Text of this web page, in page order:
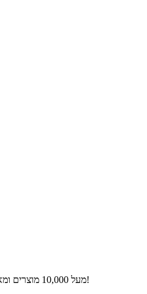
מעל 10,000 מוצרים ומאכלים במאגר עם ערכים תזונתיים!